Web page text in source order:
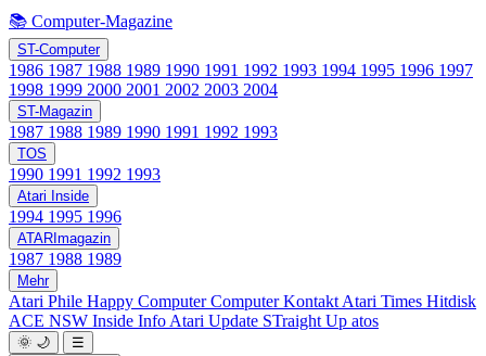
📚 Computer-Magazine
ST-Computer
1986 1987 1988 1989 1990 1991 1992 1993 1994 1995 1996 1997
1998 1999 2000 2001 2002 2003 2004
ST-Magazin
1987 1988 1989 1990 1991 1992 1993
TOS
1990 1991 1992 1993
Atari Inside
1994 1995 1996
ATARImagazin
1987 1988 1989
Mehr
Atari Phile Happy ComputerComputer Kontakt Atari Times Hitdisk
ACE NSW Inside Info Atari Update STraight Up atos
🌞 🌙
☰